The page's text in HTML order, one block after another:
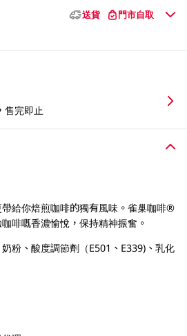
送貨 門市自取
售完即止
給你焙煎咖啡的獨有風味。雀巢咖啡®
啡嘅香濃愉悅，保持精神振奮。
粉、酸度調節劑（E501、E339)、乳化